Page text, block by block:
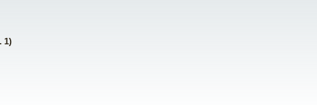
1)